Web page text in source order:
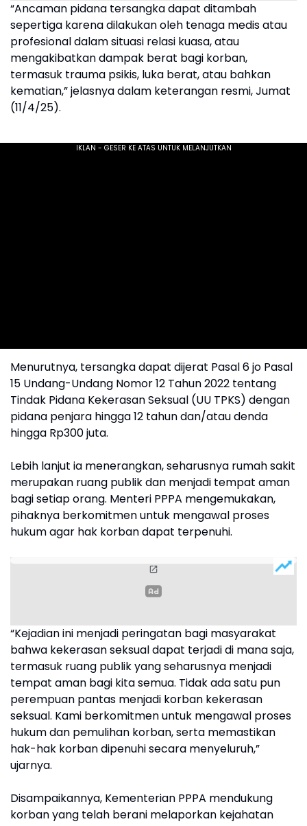
“Ancaman pidana tersangka dapat ditambah
sepertiga karena dilakukan oleh tenaga medis atau
profesional dalam situasi relasi kuasa, atau
mengakibatkan dampak berat bagi korban,
termasuk trauma psikis, luka berat, atau bahkan
kematian,” jelasnya dalam keterangan resmi, Jumat
(11/4/25).
Menurutnya, tersangka dapat dijerat Pasal 6 jo Pasal
15 Undang-Undang Nomor 12 Tahun 2022 tentang
Tindak Pidana Kekerasan Seksual (UU TPKS) dengan
pidana penjara hingga 12 tahun dan/atau denda
hingga Rp300 juta.
Lebih lanjut ia menerangkan, seharusnya rumah sakit
merupakan ruang publik dan menjadi tempat aman
bagi setiap orang. Menteri PPPA mengemukakan,
pihaknya berkomitmen untuk mengawal proses
hukum agar hak korban dapat terpenuhi.
“Kejadian ini menjadi peringatan bagi masyarakat
bahwa kekerasan seksual dapat terjadi di mana saja,
termasuk ruang publik yang seharusnya menjadi
tempat aman bagi kita semua. Tidak ada satu pun
perempuan pantas menjadi korban kekerasan
seksual. Kami berkomitmen untuk mengawal proses
hukum dan pemulihan korban, serta memastikan
hak-hak korban dipenuhi secara menyeluruh,”
ujarnya.
Disampaikannya, Kementerian PPPA mendukung
korban yang telah berani melaporkan kejahatan